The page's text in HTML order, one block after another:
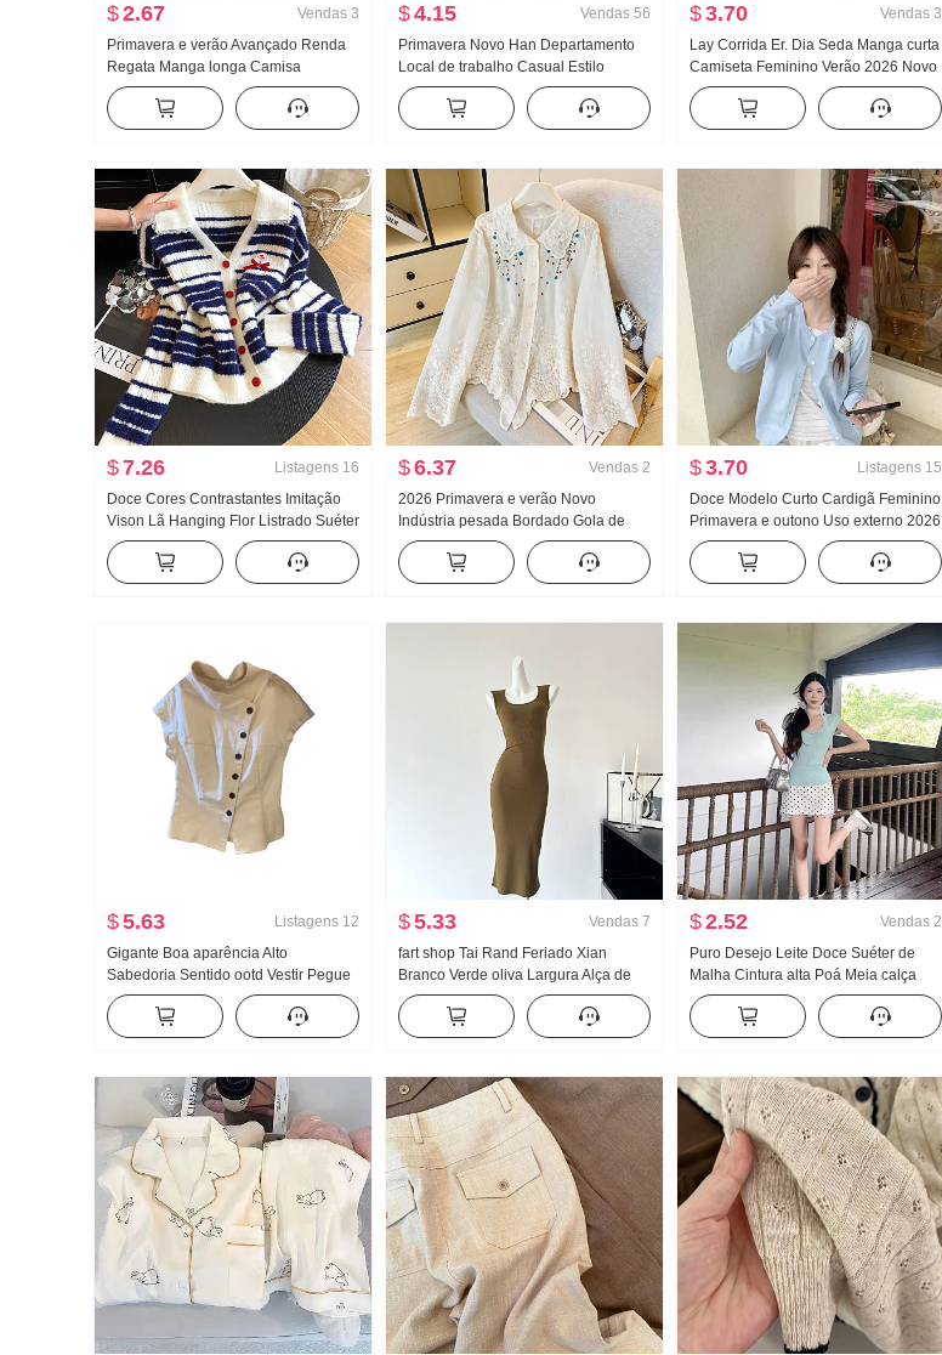
$2.67 Vendas 3
Primavera e verão Avançado Renda
Regata Manga longa Camisa
feminino Solto Conjunto de duas
peças Doce Fresco
$4.15 Vendas 56
Primavera Novo Han Departamento
Local de trabalho Casual Estilo
Conjunto Feminino Elegância
Listrado Camisa Cintura alta Saia
midi Conjunto de duas peças
$3.70 Vendas 3
Lay Corrida Er. Dia Seda Manga curta
Camiseta Feminino Verão 2026 Novo
Frio Sentido Dentro Pegue O fundo do
poço Ajustado Voar Manga Top
$7.26 Listagens 16
Doce Cores Contrastantes Imitação
Vison Lã Hanging Flor Listrado Suéter
Efeito emagrecedor Gola V Gola Polo
Renda Malha Cardigã
$6.37 Vendas 2
2026 Primavera e verão Novo
Indústria pesada Bordado Gola de
Boneca Camisa feminino Francês
Retrô Proteção Solar Cardigã
$3.70 Listagens 15
Doce Modelo Curto Cardigã Feminino
Primavera e outono Uso externo 2026
Novo Fora Pegue Início do outono
chic Este ano Popular De Malha
Casaco
$5.63 Listagens 12
Gigante Boa aparência Alto
Sabedoria Sentido ootd Vestir Pegue
Um conjunto completo 2026 Novo
Irregular Jeans Saia Mulher Verão
Conjunto
$5.33 Vendas 7
fart shop Tai Rand Feriado Xian
Branco Verde oliva Largura Alça de
Ombro Pit Artigo Vestido feminino
Primavera e verão Vestido longo
$2.52 Vendas 2
Puro Desejo Leite Doce Suéter de
Malha Cintura alta Poá Meia calça
Saia curta Para pessoas baixas Han
Departamento Dopamina Beleza
incrível Vestir Pegue Um conjunto